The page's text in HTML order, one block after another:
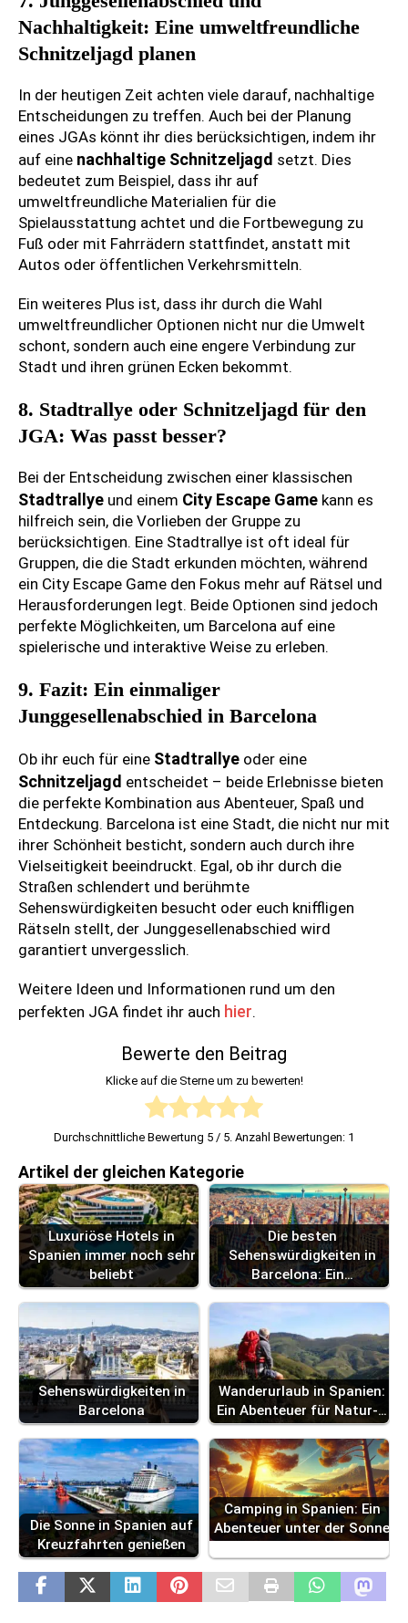
Nachhaltigkeit: Eine umweltfreundliche
Schnitzeljagd planen
In der heutigen Zeit achten viele darauf, nachhaltige
Entscheidungen zu treffen. Auch bei der Planung
eines JGAs könnt ihr dies berücksichtigen, indem ihr
auf eine nachhaltige Schnitzeljagd setzt. Dies
bedeutet zum Beispiel, dass ihr auf
umweltfreundliche Materialien für die
Spielausstattung achtet und die Fortbewegung zu
Fuß oder mit Fahrrädern stattfindet, anstatt mit
Autos oder öffentlichen Verkehrsmitteln.
Ein weiteres Plus ist, dass ihr durch die Wahl
umweltfreundlicher Optionen nicht nur die Umwelt
schont, sondern auch eine engere Verbindung zur
Stadt und ihren grünen Ecken bekommt.
8. Stadtrallye oder Schnitzeljagd für den
JGA: Was passt besser?
Bei der Entscheidung zwischen einer klassischen
Stadtrallye und einem City Escape Game kann es
hilfreich sein, die Vorlieben der Gruppe zu
berücksichtigen. Eine Stadtrallye ist oft ideal für
Gruppen, die die Stadt erkunden möchten, während
ein City Escape Game den Fokus mehr auf Rätsel und
Herausforderungen legt. Beide Optionen sind jedoch
perfekte Möglichkeiten, um Barcelona auf eine
spielerische und interaktive Weise zu erleben.
9. Fazit: Ein einmaliger
Junggesellenabschied in Barcelona
Ob ihr euch für eine Stadtrallye oder eine
Schnitzeljagd entscheidet – beide Erlebnisse bieten
die perfekte Kombination aus Abenteuer, Spaß und
Entdeckung. Barcelona ist eine Stadt, die nicht nur mit
ihrer Schönheit besticht, sondern auch durch ihre
Vielseitigkeit beeindruckt. Egal, ob ihr durch die
Straßen schlendert und berühmte
Sehenswürdigkeiten besucht oder euch kniffligen
Rätseln stellt, der Junggesellenabschied wird
garantiert unvergesslich.
Weitere Ideen und Informationen rund um den
perfekten JGA findet ihr auch hier.
Bewerte den Beitrag
Klicke auf die Sterne um zu bewerten!
Durchschnittliche Bewertung 5 / 5. Anzahl Bewertungen: 1
Artikel der gleichen Kategorie
Luxuriöse Hotels in
Spanien immer noch sehr
beliebt
Die besten
Sehenswürdigkeiten in
Barcelona: Ein…
Sehenswürdigkeiten in
Barcelona
Wanderurlaub in Spanien:
Ein Abenteuer für Natur-…
Die Sonne in Spanien auf
Kreuzfahrten genießen
Camping in Spanien: Ein
Abenteuer unter der Sonne